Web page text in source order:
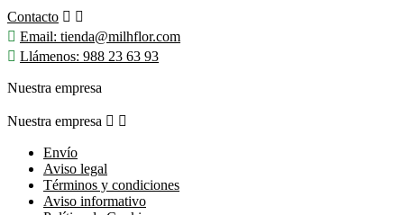
Contacto  
 Email: tienda@milhflor.com
 Llámenos: 988 23 63 93
Nuestra empresa
Nuestra empresa  
Envío
Aviso legal
Términos y condiciones
Aviso informativo